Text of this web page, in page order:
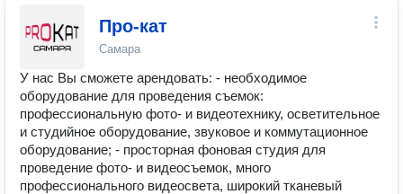
Про-кат
Самара
У нас Вы сможете арендовать: - необходимое
оборудование для проведения съемок:
профессиональную фото- и видеотехнику, осветительное
и студийное оборудование, звуковое и коммутационное
оборудование; - просторная фоновая студия для
проведение фото- и видеосъемок, много
профессионального видеосвета, широкий тканевый